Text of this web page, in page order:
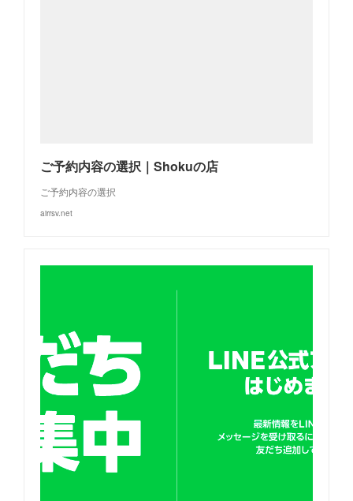
ご予約内容の選択｜Shokuの店
ご予約内容の選択
airrsv.net